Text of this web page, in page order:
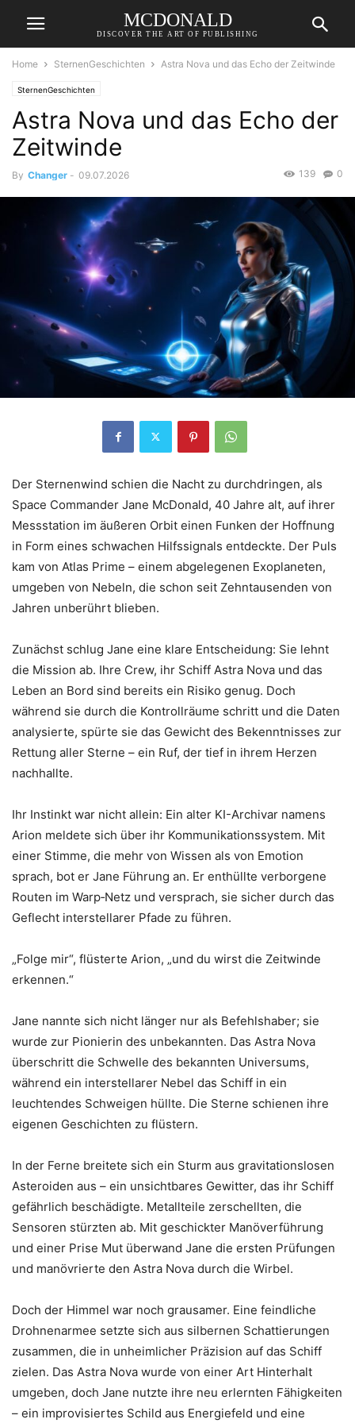
MCDONALD
DISCOVER THE ART OF PUBLISHING
Home SternenGeschichten Astra Nova und das Echo der Zeitwinde
SternenGeschichten
Astra Nova und das Echo der
Zeitwinde
By Changer - 09.07.2026 0
139
Der Sternenwind schien die Nacht zu durchdringen, als
Space Commander Jane McDonald, 40 Jahre alt, auf ihrer
Messstation im äußeren Orbit einen Funken der Hoffnung
in Form eines schwachen Hilfssignals entdeckte. Der Puls
kam von Atlas Prime – einem abgelegenen Exoplaneten,
umgeben von Nebeln, die schon seit Zehntausenden von
Jahren unberührt blieben.
Zunächst schlug Jane eine klare Entscheidung: Sie lehnt
die Mission ab. Ihre Crew, ihr Schiff Astra Nova und das
Leben an Bord sind bereits ein Risiko genug. Doch
während sie durch die Kontrollräume schritt und die Daten
analysierte, spürte sie das Gewicht des Bekenntnisses zur
Rettung aller Sterne – ein Ruf, der tief in ihrem Herzen
nachhallte.
Ihr Instinkt war nicht allein: Ein alter KI-Archivar namens
Arion meldete sich über ihr Kommunikationssystem. Mit
einer Stimme, die mehr von Wissen als von Emotion
sprach, bot er Jane Führung an. Er enthüllte verborgene
Routen im Warp‑Netz und versprach, sie sicher durch das
Geflecht interstellarer Pfade zu führen.
„Folge mir“, flüsterte Arion, „und du wirst die Zeitwinde
erkennen.“
Jane nannte sich nicht länger nur als Befehlshaber; sie
wurde zur Pionierin des unbekannten. Das Astra Nova
überschritt die Schwelle des bekannten Universums,
während ein interstellarer Nebel das Schiff in ein
leuchtendes Schweigen hüllte. Die Sterne schienen ihre
eigenen Geschichten zu flüstern.
In der Ferne breitete sich ein Sturm aus gravitationslosen
Asteroiden aus – ein unsichtbares Gewitter, das ihr Schiff
gefährlich beschädigte. Metallteile zerschellten, die
Sensoren stürzten ab. Mit geschickter Manöverführung
und einer Prise Mut überwand Jane die ersten Prüfungen
und manövrierte den Astra Nova durch die Wirbel.
Doch der Himmel war noch grausamer. Eine feindliche
Drohnenarmee setzte sich aus silbernen Schattierungen
zusammen, die in unheimlicher Präzision auf das Schiff
zielen. Das Astra Nova wurde von einer Art Hinterhalt
umgeben, doch Jane nutzte ihre neu erlernten Fähigkeiten
– ein improvisiertes Schild aus Energiefeld und eine